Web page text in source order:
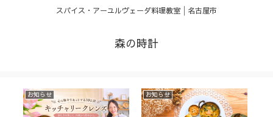
スパイス・アーユルヴェーダ料理教室│名古屋市
森の時計
お知らせ お知らせ